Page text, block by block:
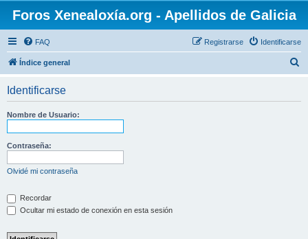
Foros Xenealoxía.org - Apellidos de Galicia
FAQ Identificarse
Registrarse
Índice general
Identificarse
Nombre de Usuario:
Contraseña:
Olvidé mi contraseña
Recordar
Ocultar mi estado de conexión en esta sesión